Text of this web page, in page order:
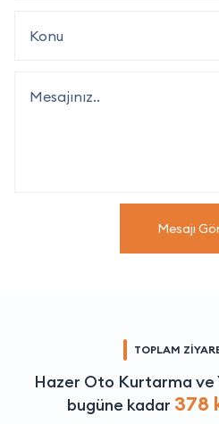
Mesajı
TOPLAM
Hazer Oto Kurtarma ve
bugüne kadar 378